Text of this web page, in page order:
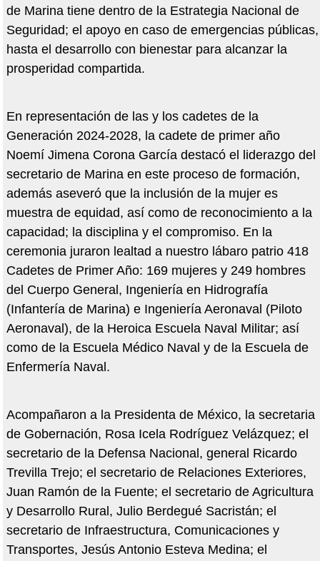
de Marina tiene dentro de la Estrategia Nacional de
Seguridad; el apoyo en caso de emergencias públicas,
hasta el desarrollo con bienestar para alcanzar la
prosperidad compartida.
En representación de las y los cadetes de la
Generación 2024-2028, la cadete de primer año
Noemí Jimena Corona García destacó el liderazgo del
secretario de Marina en este proceso de formación,
además aseveró que la inclusión de la mujer es
muestra de equidad, así como de reconocimiento a la
capacidad; la disciplina y el compromiso. En la
ceremonia juraron lealtad a nuestro lábaro patrio 418
Cadetes de Primer Año: 169 mujeres y 249 hombres
del Cuerpo General, Ingeniería en Hidrografía
(Infantería de Marina) e Ingeniería Aeronaval (Piloto
Aeronaval), de la Heroica Escuela Naval Militar; así
como de la Escuela Médico Naval y de la Escuela de
Enfermería Naval.
Acompañaron a la Presidenta de México, la secretaria
de Gobernación, Rosa Icela Rodríguez Velázquez; el
secretario de la Defensa Nacional, general Ricardo
Trevilla Trejo; el secretario de Relaciones Exteriores,
Juan Ramón de la Fuente; el secretario de Agricultura
y Desarrollo Rural, Julio Berdegué Sacristán; el
secretario de Infraestructura, Comunicaciones y
Transportes, Jesús Antonio Esteva Medina; el